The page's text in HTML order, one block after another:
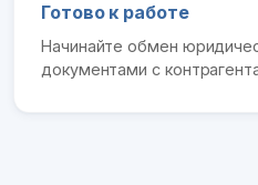
Готово к работе
Начинайте обмен
документами с